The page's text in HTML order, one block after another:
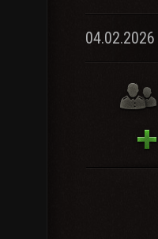
04.02.2026